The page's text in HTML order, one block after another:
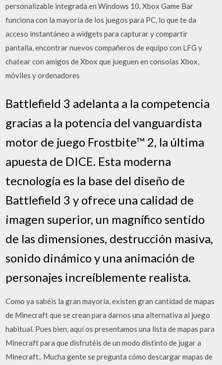
personalizable integrada en Windows 10. Xbox Game Bar
funciona con la mayoría de los juegos para PC, lo que te da
acceso instantáneo a widgets para capturar y compartir
pantalla, encontrar nuevos compañeros de equipo con LFG y
chatear con amigos de Xbox que jueguen en consolas Xbox,
móviles y ordenadores
Battlefield 3 adelanta a la competencia
gracias a la potencia del vanguardista
motor de juego Frostbite™ 2, la última
apuesta de DICE. Esta moderna
tecnología es la base del diseño de
Battlefield 3 y ofrece una calidad de
imagen superior, un magnífico sentido
de las dimensiones, destrucción masiva,
sonido dinámico y una animación de
personajes increíblemente realista.
Como ya sabéis la gran mayoría, existen gran cantidad de mapas
de Minecraft que se crean para darnos una alternativa al juego
habitual. Pues bien, aquí os presentamos una lista de mapas para
Minecraft para que disfrutéis de un modo distinto de jugar a
Minecraft.. Mucha gente se pregunta cómo descargar mapas de